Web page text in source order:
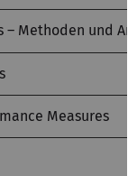
Methoden und
Measures